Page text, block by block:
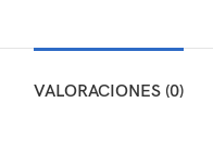
VALORACIONES (0)